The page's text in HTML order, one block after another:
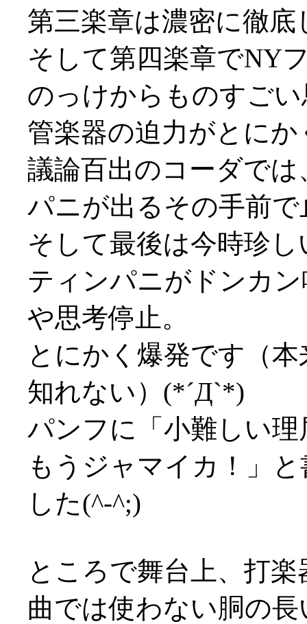
第三楽章は濃密に徹
そして第四楽章でNY
のっけからものすご
管楽器の迫力がとに
議論百出のコーダで
パニが出るその手前
そして最後は今時珍
ティンパニがドンカ
や思考停止。
とにかく爆発です（
知れない）(*´Д`*)
パンフに「小難しい
もうジャマイカ！」
した(^-^;)
ところで舞台上、打
曲では使わない胴の